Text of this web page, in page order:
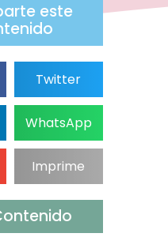
este
Twitter
WhatsApp
Imprime